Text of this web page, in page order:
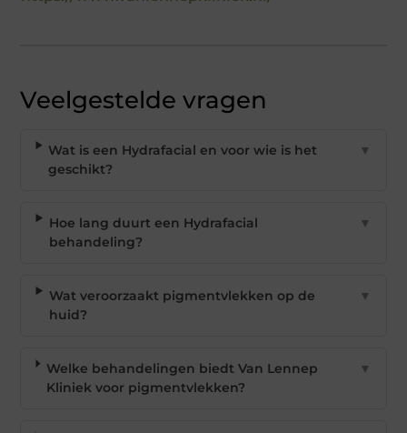
Veelgestelde vragen
Wat is een Hydrafacial en voor wie is het
geschikt?
▼
Hoe lang duurt een Hydrafacial
behandeling?
▼
Wat veroorzaakt pigmentvlekken op de
huid?
▼
Welke behandelingen biedt Van Lennep
Kliniek voor pigmentvlekken?
▼